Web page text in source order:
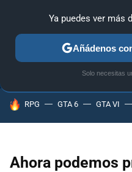
ANÁLISIS GUÍAS Y
HOY SE HABLA DE
RPG GTA 6 GTA VI
Ahora podemos
Ya puedes ver más
Añádenos
Solo necesitas